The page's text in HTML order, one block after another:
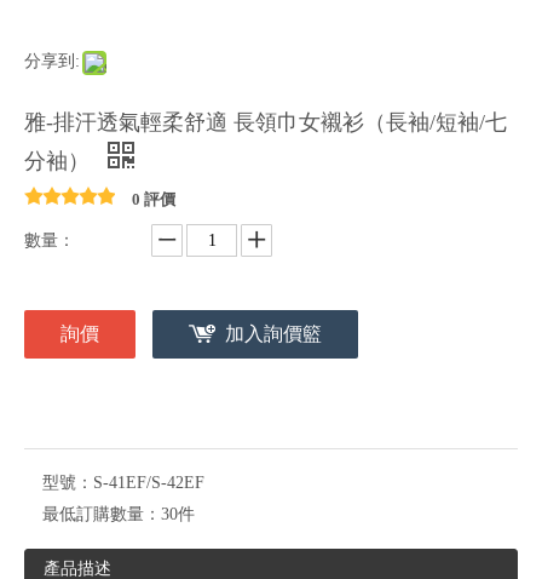
分享到:
雅-排汗透氣輕柔舒適 長領巾女襯衫（長袖/短袖/七
分袖）
0 評價
數量：
詢價 加入詢價籃
型號： S-41EF/S-42EF
最低訂購數量： 30件
產品描述